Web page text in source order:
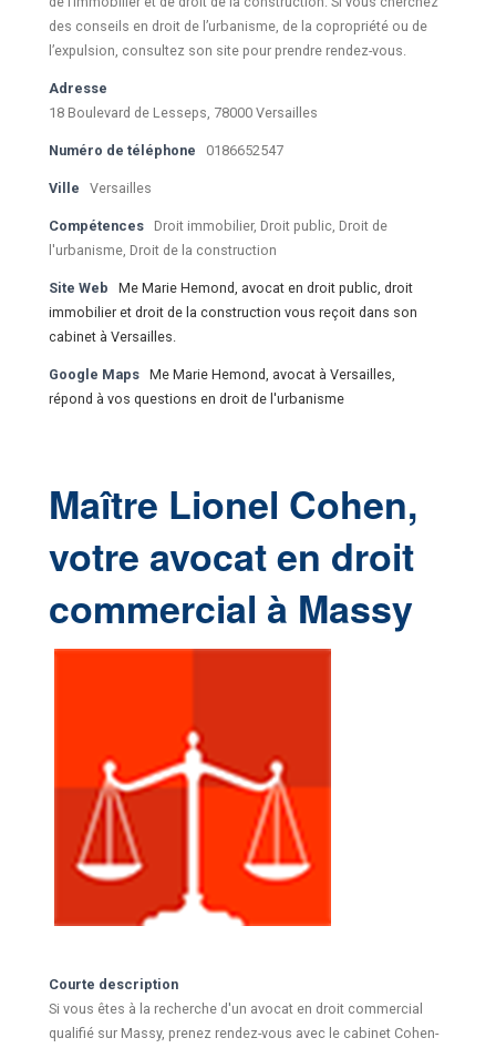
des conseils en droit de l’urbanisme, de la copropriété ou de
l’expulsion, consultez son site pour prendre rendez-vous.
Adresse
18 Boulevard de Lesseps, 78000 Versailles
Numéro de téléphone 0186652547
Ville Versailles
Compétences
Droit immobilier, Droit public, Droit de
l'urbanisme, Droit de la construction
Site Web
Me Marie Hemond, avocat en droit public, droit
immobilier et droit de la construction vous reçoit dans son
cabinet à Versailles.
Google Maps
Me Marie Hemond, avocat à Versailles,
répond à vos questions en droit de l'urbanisme
Maître Lionel Cohen,
votre avocat en droit
commercial à Massy
Courte description
Si vous êtes à la recherche d'un avocat en droit commercial
qualifié sur Massy, prenez rendez-vous avec le cabinet Cohen-